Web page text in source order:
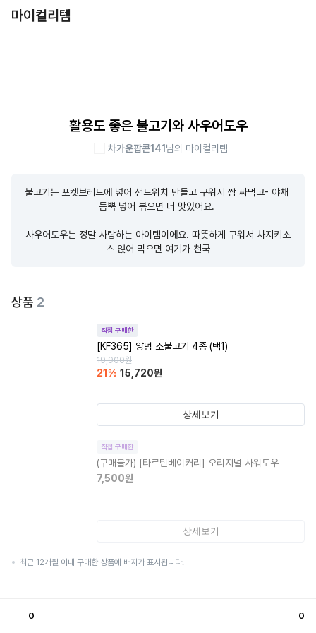
마이컬리템
활용도 좋은 불고기와 사우어도우
차가운팝콘141 님의 마이컬리템
불고기는 포켓브레드에 넣어 샌드위치 만들고 구워서 쌈 싸먹고- 야채
듬뿍 넣어 볶으면 더 맛있어요.
사우어도우는 정말 사랑하는 아이템이에요. 따뜻하게 구워서 차지키소
스 얹어 먹으면 여기가 천국
상품 2
직접 구매한
[KF365] 양념 소불고기 4종 (택1)
19,900원
21 % 15,720원
상세보기
직접 구매한
(구매불가) [타르틴베이커리] 오리지널 사워도우
7,500원
상세보기
최근 12개월 이내 구매한 상품에 배지가 표시됩니다.
0 0